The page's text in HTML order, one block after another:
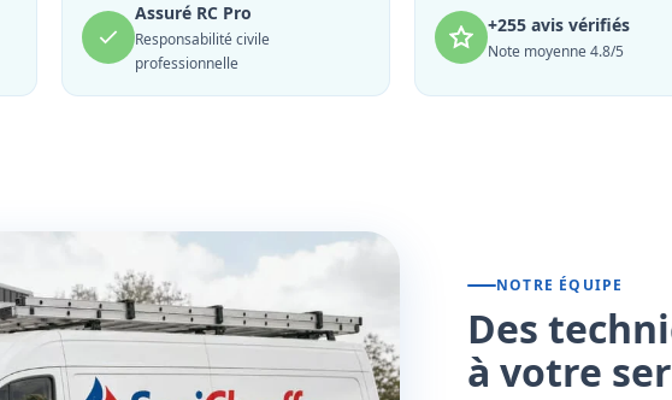
Assuré RC Pro
Responsabilité civile
professionnelle
+255 avis vérifiés
Note moyenne 4.8/5
NOTRE ÉQUIPE
Des
à votre